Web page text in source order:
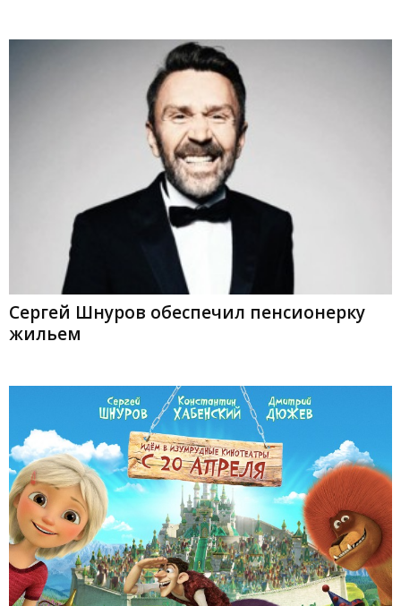
Сергей Шнуров обеспечил пенсионерку
жильем